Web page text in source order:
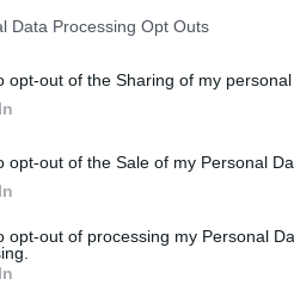
Data Processing Opt Outs
opt-out of the Sharing of my personal
opt-out of the Sale of my Personal
opt-out of processing my Personal
lënë gjurmë,